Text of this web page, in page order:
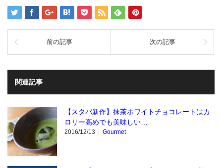
前の記事 次の記事
関連記事
【スタバ新作】抹茶ホワイトチョコレートはカ
ロリー高めでも美味しい…
2016/12/13 Gourmet